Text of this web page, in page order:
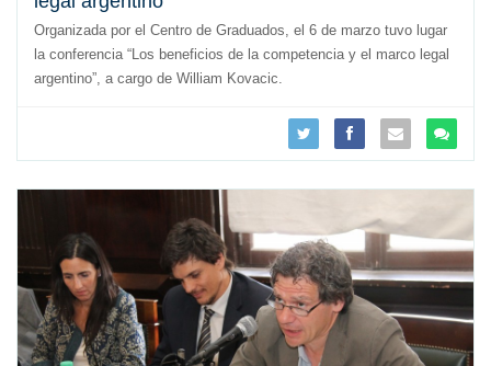
Organizada por el Centro de Graduados, el 6 de marzo tuvo lugar
la conferencia “Los beneficios de la competencia y el marco legal
argentino”, a cargo de William Kovacic.